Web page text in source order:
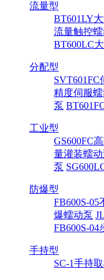
流量型
BT601LY
流量触控
BT600LC
分配型
精度伺服
泵
工业型
GS600FC
量灌装蠕动
泵
防爆型
FB600S-
爆蠕动泵
FB600S-04
手持型
SC-1手持